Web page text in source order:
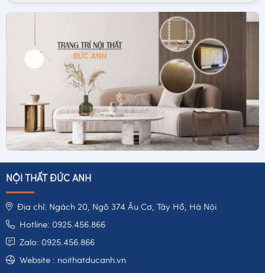
NỘI THẤT ĐỨC ANH
Địa chỉ: Ngách 20, Ngõ 374 Âu Cơ, Tây Hồ, Hà Nội
Hotline: 0925.456.866
Zalo: 0925.456.866
Website : noithatducanh.vn